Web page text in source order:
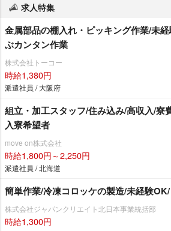
求人特集
金属部品の棚入れ・ピッキング作業/未
ぶカンタン作業
株式会社トーコー
時給1,380円
派遣社員 / 大阪府
組立・加工スタッフ/住み込み/高収入/寮
入寮希望者
move on株式会社
時給1,800円～2,250円
派遣社員 / 北海道
簡単作業/冷凍コロッケの製造/未経験
株式会社ジャパンクリエイト北日本事業統括部
時給1,300円